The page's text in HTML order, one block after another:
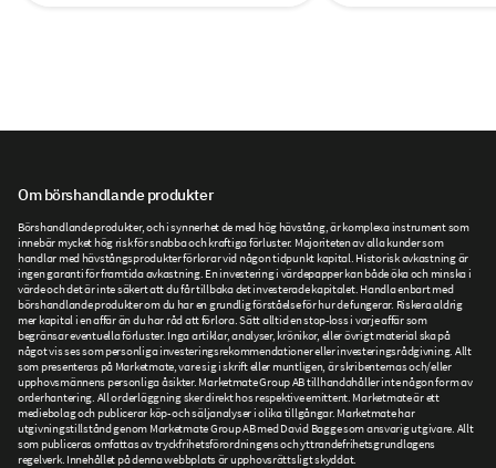
Om börshandlande produkter
Börshandlande produkter, och i synnerhet de med hög hävstång, är komplexa instrument som
innebär mycket hög risk för snabba och kraftiga förluster. Majoriteten av alla kunder som
handlar med hävstångsprodukter förlorar vid någon tidpunkt kapital. Historisk avkastning är
ingen garanti för framtida avkastning. En investering i värdepapper kan både öka och minska i
värde och det är inte säkert att du får tillbaka det investerade kapitalet. Handla enbart med
börshandlande produkter om du har en grundlig förståelse för hur de fungerar. Riskera aldrig
mer kapital i en affär än du har råd att förlora. Sätt alltid en stop-loss i varje affär som
begränsar eventuella förluster. Inga artiklar, analyser, krönikor, eller övrigt material ska på
något vis ses som personliga investeringsrekommendationer eller investeringsrådgivning. Allt
som presenteras på Marketmate, vare sig i skrift eller muntligen, är skribenternas och/eller
upphovsmännens personliga åsikter. Marketmate Group AB tillhandahåller inte någon form av
orderhantering. All orderläggning sker direkt hos respektive emittent. Marketmate är ett
mediebolag och publicerar köp- och säljanalyser i olika tillgångar. Marketmate har
utgivningstillstånd genom Marketmate Group AB med David Bagge som ansvarig utgivare. Allt
som publiceras omfattas av tryckfrihetsförordningens och yttrandefrihetsgrundlagens
regelverk. Innehållet på denna webbplats är upphovsrättsligt skyddat.